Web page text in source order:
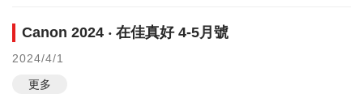
Canon 2024 ‧ 在佳真好 4-5月號
2024/4/1
更多